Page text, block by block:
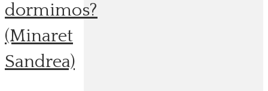
dormimos?
(Minaret
Sandrea)